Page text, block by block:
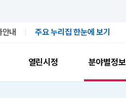
안내 주요 누리집 한눈에 보기
열린시정 분야별정보